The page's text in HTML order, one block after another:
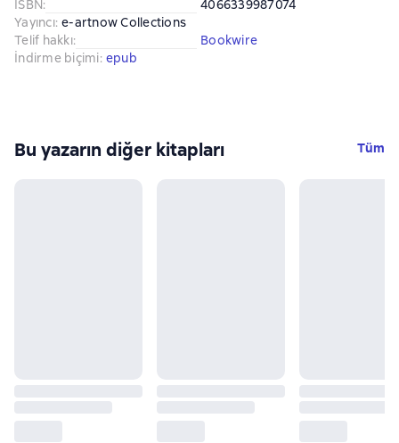
ISBN:
4066339987074
Yayıncı: e-artnow Collections
Telif hakkı:
Bookwire
İndirme biçimi: epub
Bu yazarın diğer kitapları Tüm